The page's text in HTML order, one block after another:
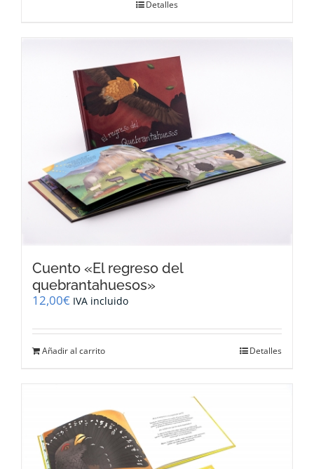
Detalles
Cuento «El regreso del
quebrantahuesos»
12,00€ IVA incluido
Añadir al carrito Detalles